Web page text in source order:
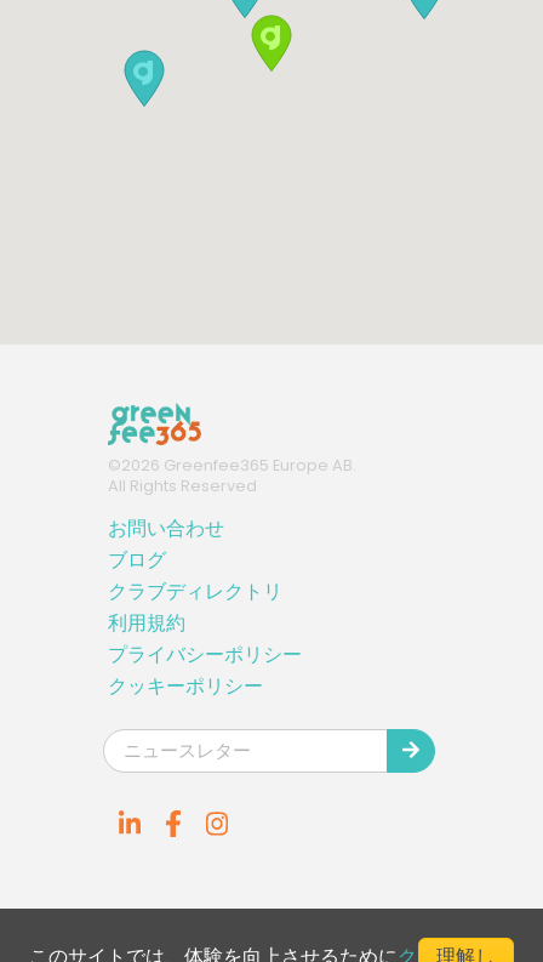
©2026 Greenfee365 Europe AB.
All Rights Reserved
お問い合わせ
ブログ
クラブディレクトリ
利用規約
プライバシーポリシー
クッキーポリシー